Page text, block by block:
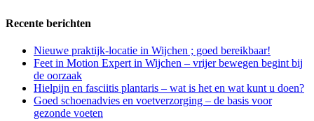
Recente berichten
Nieuwe praktijk-locatie in Wijchen ; goed bereikbaar!
Feet in Motion Expert in Wijchen – vrijer bewegen begint bij
de oorzaak
Hielpijn en fasciitis plantaris – wat is het en wat kunt u doen?
Goed schoenadvies en voetverzorging – de basis voor
gezonde voeten